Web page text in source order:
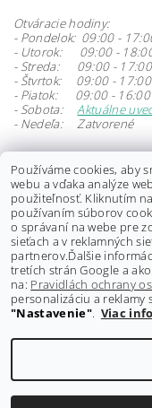
Otváracie hodiny:
- Pondelok: 09:00 -
- Utorok: 09:00 -
- Streda: 09:00 - 17:00
- Štvrtok: 09:00 - 17:00
- Piatok: 09:00 - 16:00
- Sobota:Aktuálne
- Nedeľa: Zatvorené
Prosíme zákazníkov,
ako telefonickú.
Z dôvodu časovej
telefonáty.
Na e-maily sa snažíme
24 hodín počas
Vopred ďakujeme za
2026 ©GRAVITY-shop.sk,
Používáme cookies, aby
webu a vďaka analýze
použiteľnosť. Kliknutím
používaním súborov
o správaní na webe pre
sieťach a v reklamných
partnerov.Ďalšie
tretích strán Google a
na: Pravidlách ochrany
personalizáciu a reklamy
"Nastavenie". Viac